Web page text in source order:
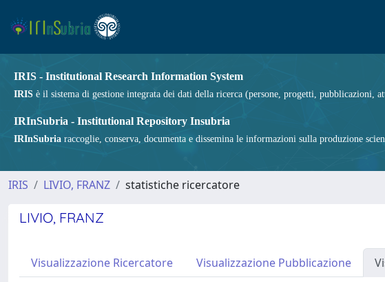
IRIS - Institutional Research Information System
IRIS è il sistema di gestione integrata dei dati della ricerca (persone, progetti, pubblicazioni,
IRInSubria - Institutional Repository Insubria
IRInSubria raccoglie, conserva, documenta e dissemina le informazioni sulla produzione
IRIS LIVIO, FRANZ statistiche ricercatore
LIVIO, FRANZ
Visualizzazione Ricercatore Visualizzazione Pubblicazione